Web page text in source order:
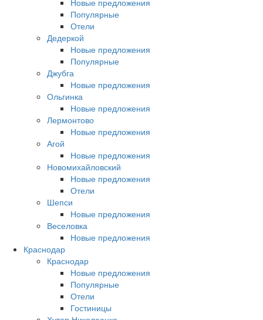
Новые предложения
Популярные
Отели
Дедеркой
Новые предложения
Популярные
Джубга
Новые предложения
Ольгинка
Новые предложения
Лермонтово
Новые предложения
Агой
Новые предложения
Новомихайловский
Новые предложения
Отели
Шепси
Новые предложения
Веселовка
Новые предложения
Краснодар
Краснодар
Новые предложения
Популярные
Отели
Гостиницы